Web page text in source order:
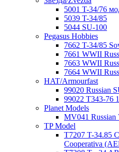
5001 T-34/76
5039 T-34/85
5044 SU-100
Pegasus Hobbies
7662 T-34/85
7661 WWII
7663 WWII
7664 WWII
HAT/Armourfast
99020 Russian
99022 T343-76
Planet Models
MV041 Russian
TP Model
T7207 T-34.85
Cooperativa